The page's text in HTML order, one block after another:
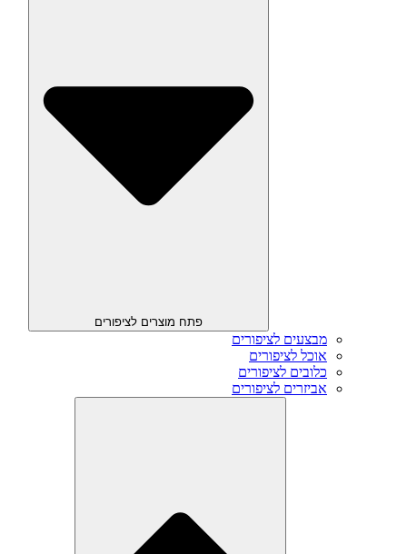
פתח מוצרים לציפורים
מבצעים לציפורים
אוכל לציפורים
כלובים לציפורים
אביזרים לציפורים